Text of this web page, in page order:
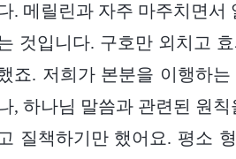
. 메릴린과 자주 마주치면서
것입니다. 구호만 외치고
죠. 저희가 본분을 이행하
, 하나님 말씀과 관련된 원
질책하기만 했어요. 평소